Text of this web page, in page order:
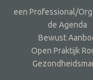
een Professional/
de Agenda
Bewust
Open Praktijk